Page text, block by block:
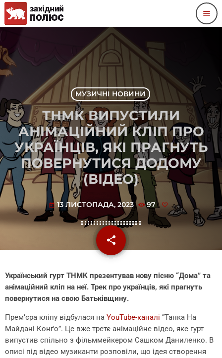
menu
МУЗИЧНІ НОВИНИ
ТНМК ВИПУСТИЛИ
АНІМАЦІЙНИЙ КЛІП ПРО
УКРАЇНЦІВ, ЯКІ ПРАГНУТЬ
ПОВЕРНУТИСЯ ДОДОМУ
(ВІДЕО)
today 13 ЛИСТОПАДА, 2023 97
share
email
Український гурт ТНМК презентував нову пісню “Дома” та
анімаційний кліп на неї. Трек про українців, які прагнуть
повернутися на свою Батьківщину.
Прем’єра кліпу відбулася на YouTube-каналі “Танка На
Майдані Конґо”. Це вже третє анімаційне відео, яке гурт
випустив спільно з фільммейкером Сашком Даниленко. В
описі під відео музиканти розповіли, що ідея створення